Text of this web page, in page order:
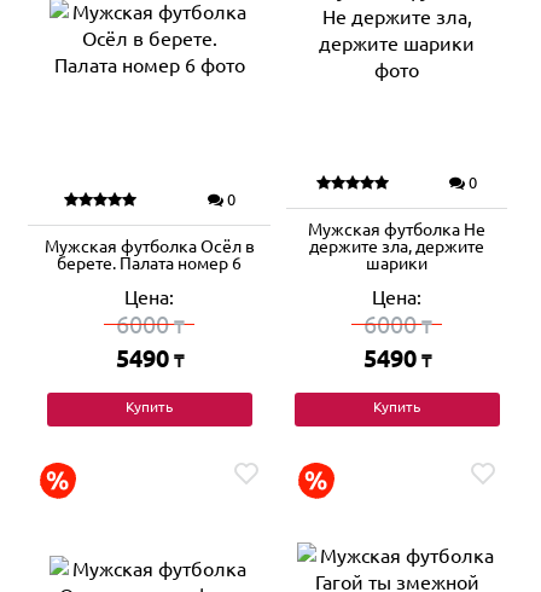
0
Мужская футболка Осёл в
берете. Палата номер 6
Цена:
6000₸
5490 ₸
Купить
0
Мужская футболка Не
держите зла, держите
шарики
Цена:
6000₸
5490 ₸
Купить